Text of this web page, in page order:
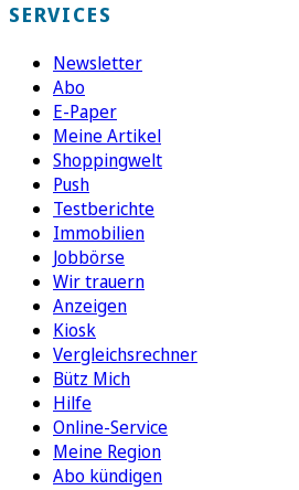
SERVICES
Newsletter
Abo
E-Paper
Meine Artikel
Shoppingwelt
Push
Testberichte
Immobilien
Jobbörse
Wir trauern
Anzeigen
Kiosk
Vergleichsrechner
Bütz Mich
Hilfe
Online-Service
Meine Region
Abo kündigen